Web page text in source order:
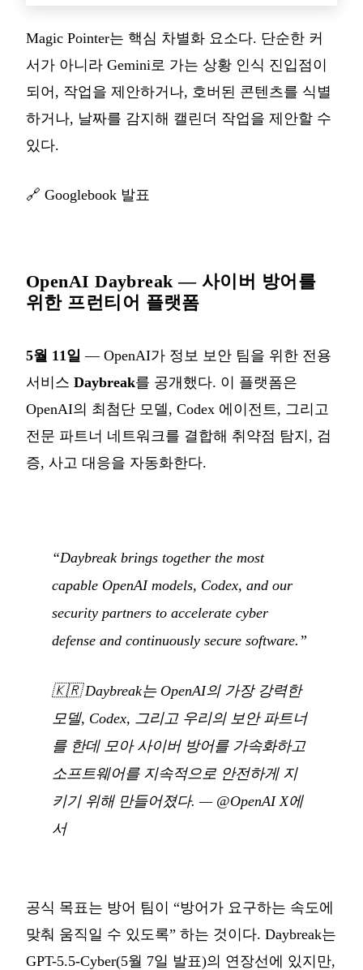
Magic Pointer는 핵심 차별화 요소다. 단순한 커
서가 아니라 Gemini로 가는 상황 인식 진입점이
되어, 작업을 제안하거나, 호버된 콘텐츠를 식별
하거나, 날짜를 감지해 캘린더 작업을 제안할 수
있다.
🔗 Googlebook 발표
OpenAI Daybreak — 사이버 방어를
위한 프런티어 플랫폼
5월 11일 — OpenAI가 정보 보안 팀을 위한 전용
서비스 Daybreak를 공개했다. 이 플랫폼은
OpenAI의 최첨단 모델, Codex 에이전트, 그리고
전문 파트너 네트워크를 결합해 취약점 탐지, 검
증, 사고 대응을 자동화한다.
“Daybreak brings together the most
capable OpenAI models, Codex, and our
security partners to accelerate cyber
defense and continuously secure software.”
🇰🇷Daybreak는 OpenAI의 가장 강력한
모델, Codex, 그리고 우리의 보안 파트너
를 한데 모아 사이버 방어를 가속화하고
소프트웨어를 지속적으로 안전하게 지
키기 위해 만들어졌다. — @OpenAI X에
서
공식 목표는 방어 팀이 “방어가 요구하는 속도에
맞춰 움직일 수 있도록” 하는 것이다. Daybreak는
GPT-5.5-Cyber(5월 7일 발표)의 연장선에 있지만,